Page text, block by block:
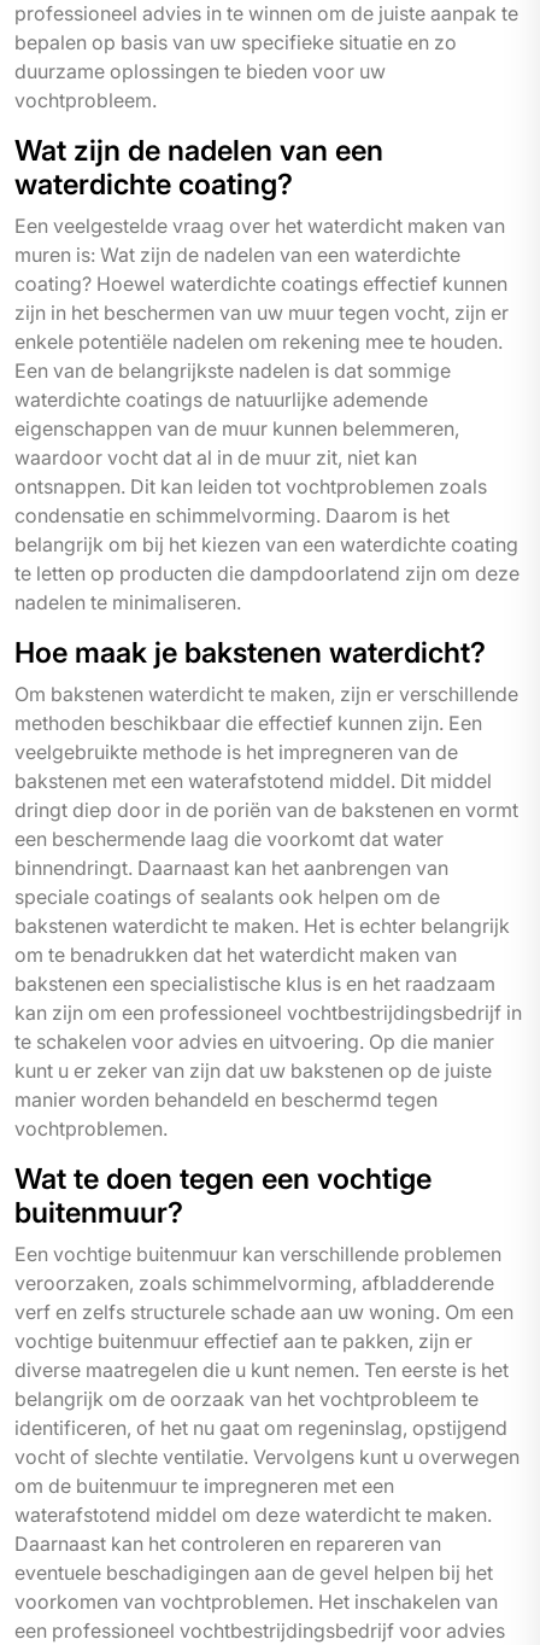
professioneel advies in te winnen om de juiste aanpak te
bepalen op basis van uw specifieke situatie en zo
duurzame oplossingen te bieden voor uw
vochtprobleem.
Wat zijn de nadelen van een
waterdichte coating?
Een veelgestelde vraag over het waterdicht maken van
muren is: Wat zijn de nadelen van een waterdichte
coating? Hoewel waterdichte coatings effectief kunnen
zijn in het beschermen van uw muur tegen vocht, zijn er
enkele potentiële nadelen om rekening mee te houden.
Een van de belangrijkste nadelen is dat sommige
waterdichte coatings de natuurlijke ademende
eigenschappen van de muur kunnen belemmeren,
waardoor vocht dat al in de muur zit, niet kan
ontsnappen. Dit kan leiden tot vochtproblemen zoals
condensatie en schimmelvorming. Daarom is het
belangrijk om bij het kiezen van een waterdichte coating
te letten op producten die dampdoorlatend zijn om deze
nadelen te minimaliseren.
Hoe maak je bakstenen waterdicht?
Om bakstenen waterdicht te maken, zijn er verschillende
methoden beschikbaar die effectief kunnen zijn. Een
veelgebruikte methode is het impregneren van de
bakstenen met een waterafstotend middel. Dit middel
dringt diep door in de poriën van de bakstenen en vormt
een beschermende laag die voorkomt dat water
binnendringt. Daarnaast kan het aanbrengen van
speciale coatings of sealants ook helpen om de
bakstenen waterdicht te maken. Het is echter belangrijk
om te benadrukken dat het waterdicht maken van
bakstenen een specialistische klus is en het raadzaam
kan zijn om een professioneel vochtbestrijdingsbedrijf in
te schakelen voor advies en uitvoering. Op die manier
kunt u er zeker van zijn dat uw bakstenen op de juiste
manier worden behandeld en beschermd tegen
vochtproblemen.
Wat te doen tegen een vochtige
buitenmuur?
Een vochtige buitenmuur kan verschillende problemen
veroorzaken, zoals schimmelvorming, afbladderende
verf en zelfs structurele schade aan uw woning. Om een
vochtige buitenmuur effectief aan te pakken, zijn er
diverse maatregelen die u kunt nemen. Ten eerste is het
belangrijk om de oorzaak van het vochtprobleem te
identificeren, of het nu gaat om regeninslag, opstijgend
vocht of slechte ventilatie. Vervolgens kunt u overwegen
om de buitenmuur te impregneren met een
waterafstotend middel om deze waterdicht te maken.
Daarnaast kan het controleren en repareren van
eventuele beschadigingen aan de gevel helpen bij het
voorkomen van vochtproblemen. Het inschakelen van
een professioneel vochtbestrijdingsbedrijf voor advies